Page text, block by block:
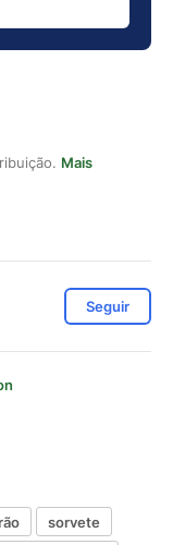
Mais
Seguir
sorvete